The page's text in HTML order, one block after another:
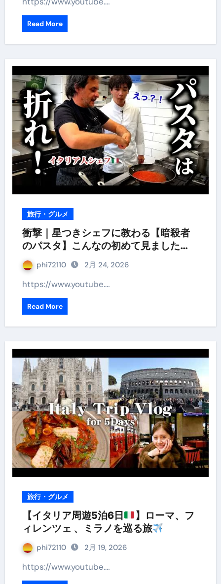
Read More
旅行・グルメ
衝撃｜星つきシェフに教わる【暗殺者
のパスタ】こんなの初めて見ました…
phi72110 2月 24, 2026
https://www.youtube.…
Read More
旅行・グルメ
【イタリア周遊5泊6日
】ローマ、フ
ィレンツェ 、ミラノを巡る旅
phi72110 2月 19, 2026
https://www.youtube.…